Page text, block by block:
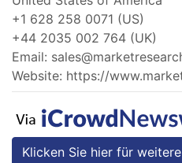
+1 628 258 0071 (US)
+44 2035 002 764 (UK)
Email:
Website: https://
Klicken Sie hier für